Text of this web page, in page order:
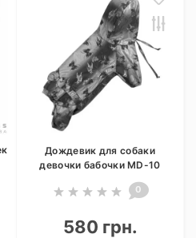
Дождевик для собаки
девочки бабочки MD-10
0
580 грн.